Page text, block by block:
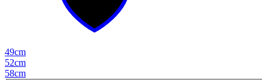
49cm
52cm
58cm